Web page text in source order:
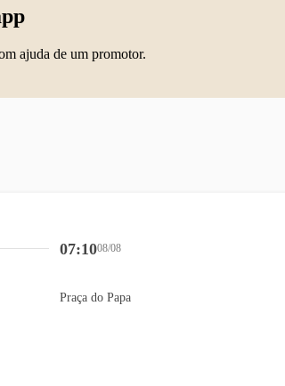
ajuda de um promotor.
07:1008/08
Praça do Papa